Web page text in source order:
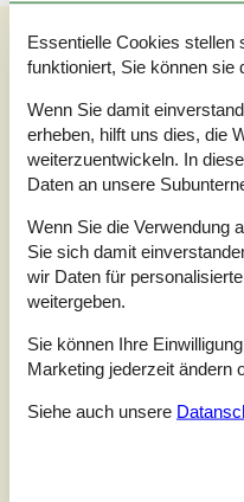
Unsere
Unsere Gästebewertungen
3,7
5
4
2
1 Bewertung hat
Essentielle Cookies stellen
funktioniert, Sie können sie
Wenn Sie damit
erheben, hilft uns dies, die
weiterzuentwickeln. In
Daten an unsere
Wenn Sie die Verwendung
Sie sich damit
wir Daten für
weitergeben.
Sie können Ihre
Marketing jederzeit ändern
Siehe auch unsere